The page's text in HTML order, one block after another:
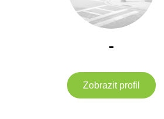
-
Zobrazit profil